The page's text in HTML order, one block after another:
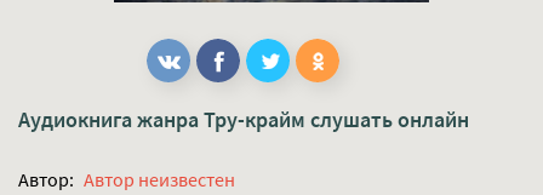
Аудиокнига жанра Тру-крайм слушать онлайн
Автор: Автор неизвестен